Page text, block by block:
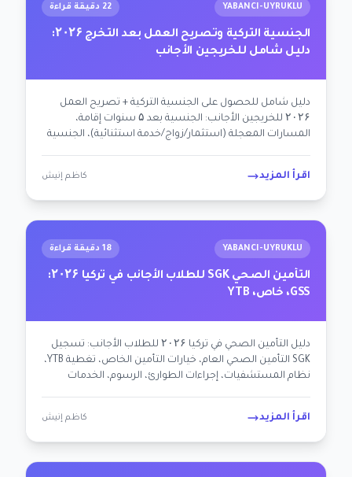
YABANCI-UYRUKLU 22 دقيقة قراءة
الجنسية التركية وتصريح العمل بعد التخرج ۲۰۲۶:
دليل شامل للخريجين الأجانب
دليل شامل للحصول على الجنسية التركية + تصريح العمل
۲۰۲۶ للخريجين الأجانب: الجنسية بعد ۵ سنوات إقامة،
المسارات المعجلة (استثمار/زواج/خدمة استثنائية)، الجنسية
اقرأ المزيد كاظم إنيش
YABANCI-UYRUKLU 18 دقيقة قراءة
التأمين الصحي SGK للطلاب الأجانب في تركيا ۲۰۲۶:
GSS، خاص، YTB
دليل التأمين الصحي في تركيا ۲۰۲۶ للطلاب الأجانب: تسجيل
SGK التأمين الصحي العام، خيارات التأمين الخاص، تغطية YTB،
نظام المستشفيات، إجراءات الطوارئ، الرسوم، الخدمات
اقرأ المزيد كاظم إنيش